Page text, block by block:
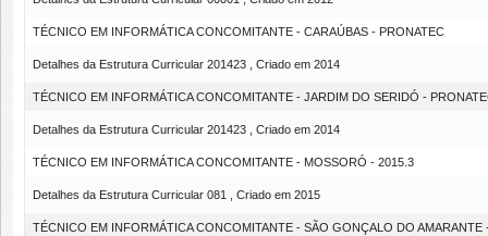
TÉCNICO EM INFORMÁTICA CONCOMITANTE - CARAÚBAS - PRONATEC
Detalhes da Estrutura Curricular 201423 , Criado em 2014
TÉCNICO EM INFORMÁTICA CONCOMITANTE - JARDIM DO SERIDÓ -
Detalhes da Estrutura Curricular 201423 , Criado em 2014
TÉCNICO EM INFORMÁTICA CONCOMITANTE - MOSSORÓ - 2015.3
Detalhes da Estrutura Curricular 081 , Criado em 2015
TÉCNICO EM INFORMÁTICA CONCOMITANTE - SÃO GONÇALO DO AMARANTE